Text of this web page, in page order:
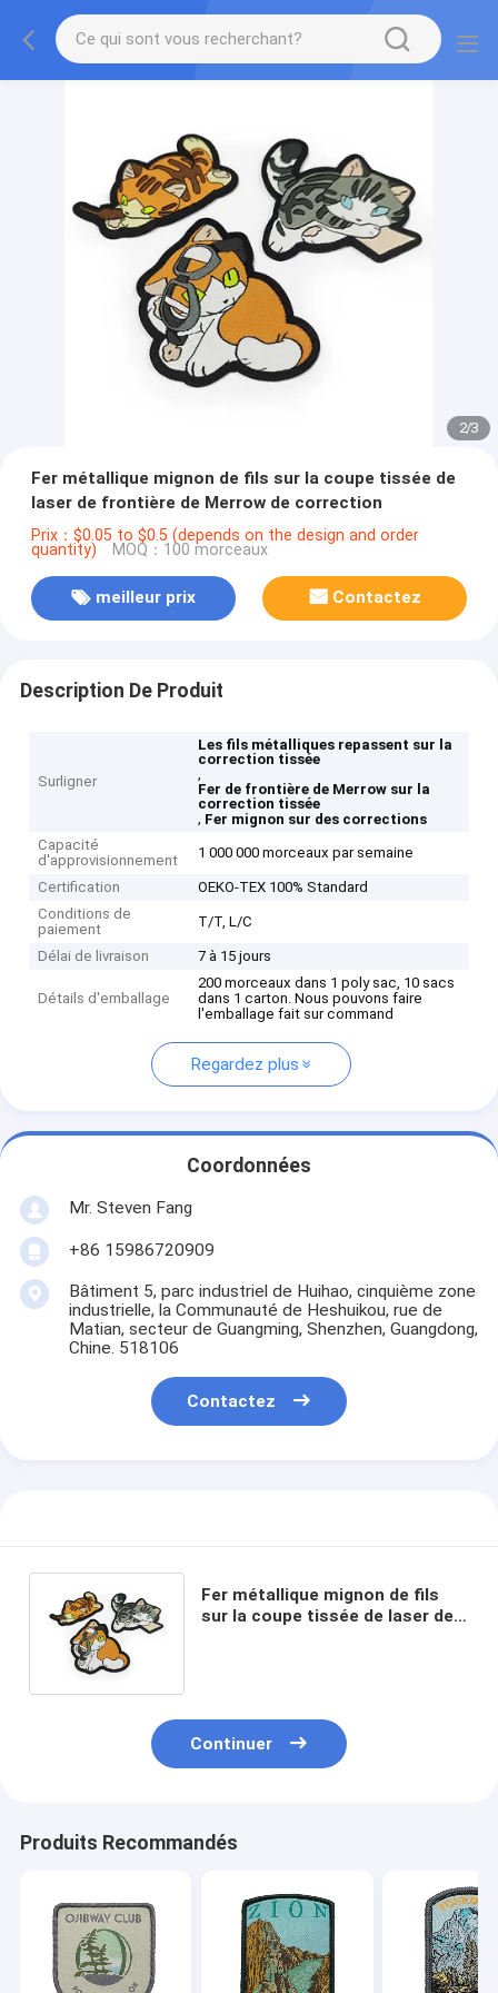
2/3
Fer métallique mignon de fils sur la coupe tissée de
laser de frontière de Merrow de correction
Prix：$0.05 to $0.5 (depends on the design and order
quantity) MOQ：100 morceaux
meilleur prix Contactez
Description De Produit
Surligner
Les fils métalliques repassent sur la
correction tissée
,
Fer de frontière de Merrow sur la
correction tissée
, Fer mignon sur des corrections
Capacité
d'approvisionnement
1 000 000 morceaux par semaine
Certification
OEKO-TEX 100% Standard
Conditions de
paiement
T/T, L/C
Délai de livraison 7 à 15 jours
Détails d'emballage
200 morceaux dans 1 poly sac, 10 sacs
dans 1 carton. Nous pouvons faire
l'emballage fait sur command
Regardez plus
Coordonnées
Mr. Steven Fang
+86 15986720909
Bâtiment 5, parc industriel de Huihao, cinquième zone
industrielle, la Communauté de Heshuikou, rue de
Matian, secteur de Guangming, Shenzhen, Guangdong,
Chine. 518106
Contactez
Fer métallique mignon de fils
sur la coupe tissée de laser de
Continuer
Produits Recommandés